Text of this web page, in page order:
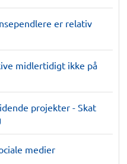
er relativ
midlertidigt ikke på
projekter - Skat
medier